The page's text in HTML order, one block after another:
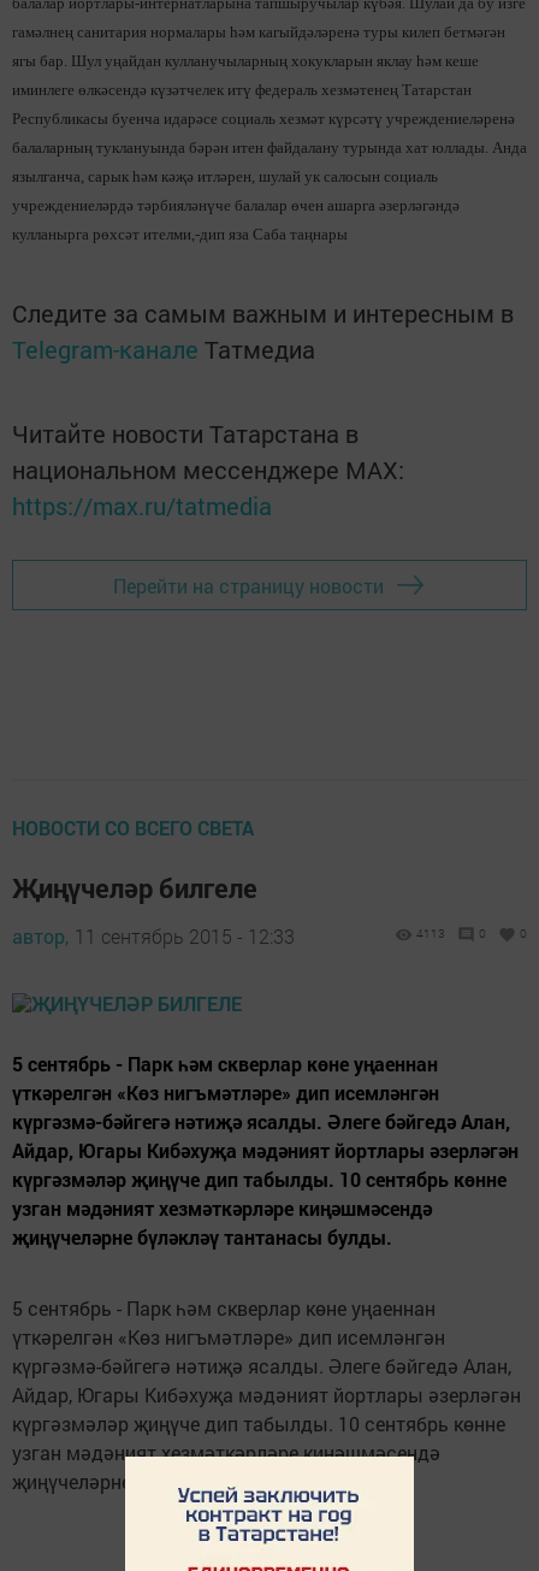
балалар йортлары-интернатларына тапшыручылар күбәя. Шулай да бу изге
гамәлнең санитария нормалары һәм кагыйдәләренә туры килеп бетмәгән
ягы бар. Шул уңайдан кулланучыларның хокукларын яклау һәм кеше
иминлеге өлкәсендә күзәтчелек итү федераль хезмәтенең Татарстан
Республикасы буенча идарәсе социаль хезмәт күрсәтү учреждениеләренә
балаларның туклануында бәрән итен файдалану турында хат юллады. Анда
язылганча, сарык һәм кәҗә итләрен, шулай ук салосын социаль
учреждениеләрдә тәрбияләнүче балалар өчен ашарга әзерләгәндә
кулланырга рөхсәт ителми,-дип яза Саба таңнары
Следите за самым важным и интересным в
Telegram-канале Татмедиа
Читайте новости Татарстана в
национальном мессенджере MАХ:
https://max.ru/tatmedia
Перейти на страницу новости
НОВОСТИ СО ВСЕГО СВЕТА
Җиңүчеләр билгеле
автор, 11 сентябрь 2015 - 12:33 4113 0 0
5 сентябрь - Парк һәм скверлар көне уңаеннан
үткәрелгән «Көз нигъмәтләре» дип исемләнгән
күргәзмә-бәйгегә нәтиҗә ясалды. Әлеге бәйгедә Алан,
Айдар, Югары Кибәхуҗа мәдәният йортлары әзерләгән
күргәзмәләр җиңүче дип табылды. 10 сентябрь көнне
узган мәдәният хезмәткәрләре киңәшмәсендә
җиңүчеләрне бүләкләү тантанасы булды.
5 сентябрь - Парк һәм скверлар көне уңаеннан
үткәрелгән «Көз нигъмәтләре» дип исемләнгән
күргәзмә-бәйгегә нәтиҗә ясалды. Әлеге бәйгедә Алан,
Айдар, Югары Кибәхуҗа мәдәният йортлары әзерләгән
күргәзмәләр җиңүче дип табылды. 10 сентябрь көнне
узган мәдәният хезмәткәрләре киңәшмәсендә
җиңүчеләрне бүләкләү тантанасы булды.